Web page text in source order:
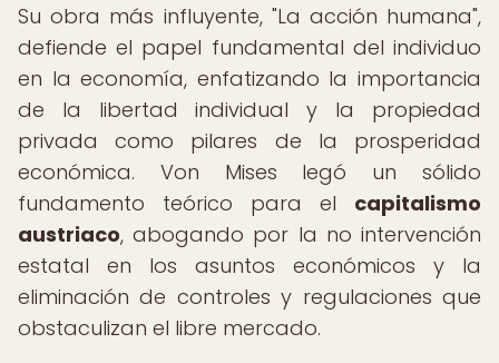
Su obra más influyente, "La acción humana",
defiende el papel fundamental del individuo
en la economía, enfatizando la importancia
de la libertad individual y la propiedad
privada como pilares de la prosperidad
económica. Von Mises legó un sólido
fundamento teórico para el capitalismo
austriaco, abogando por la no intervención
estatal en los asuntos económicos y la
eliminación de controles y regulaciones que
obstaculizan el libre mercado.